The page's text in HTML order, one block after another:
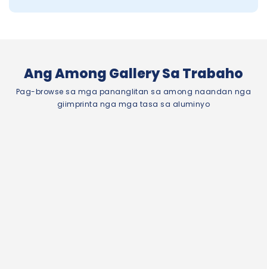
Ang Among Gallery Sa Trabaho
Pag-browse sa mga pananglitan sa among naandan nga
giimprinta nga mga tasa sa aluminyo